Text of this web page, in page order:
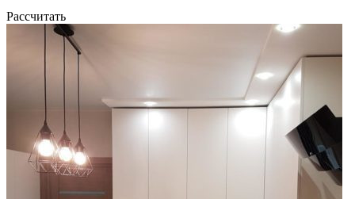
Рассчитать